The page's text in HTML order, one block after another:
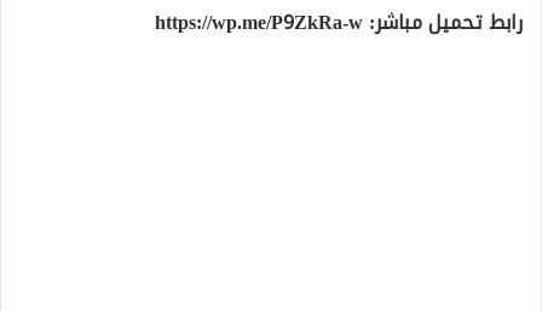
رابط تحميل مباشر:https://wp.me/P9ZkRa-w